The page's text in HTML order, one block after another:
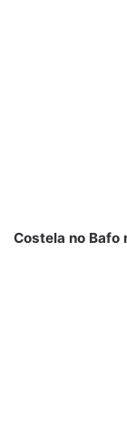
Costela no Bafo